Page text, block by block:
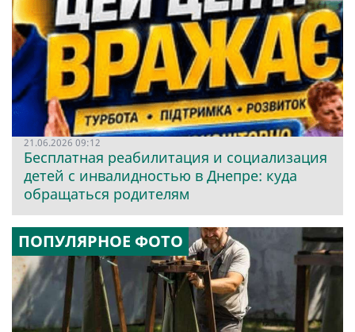
21.06.2026 09:12
Бесплатная реабилитация и социализация
детей с инвалидностью в Днепре: куда
обращаться родителям
ПОПУЛЯРНОЕ ФОТО